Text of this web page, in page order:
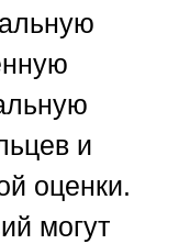
и
оценки.
могут